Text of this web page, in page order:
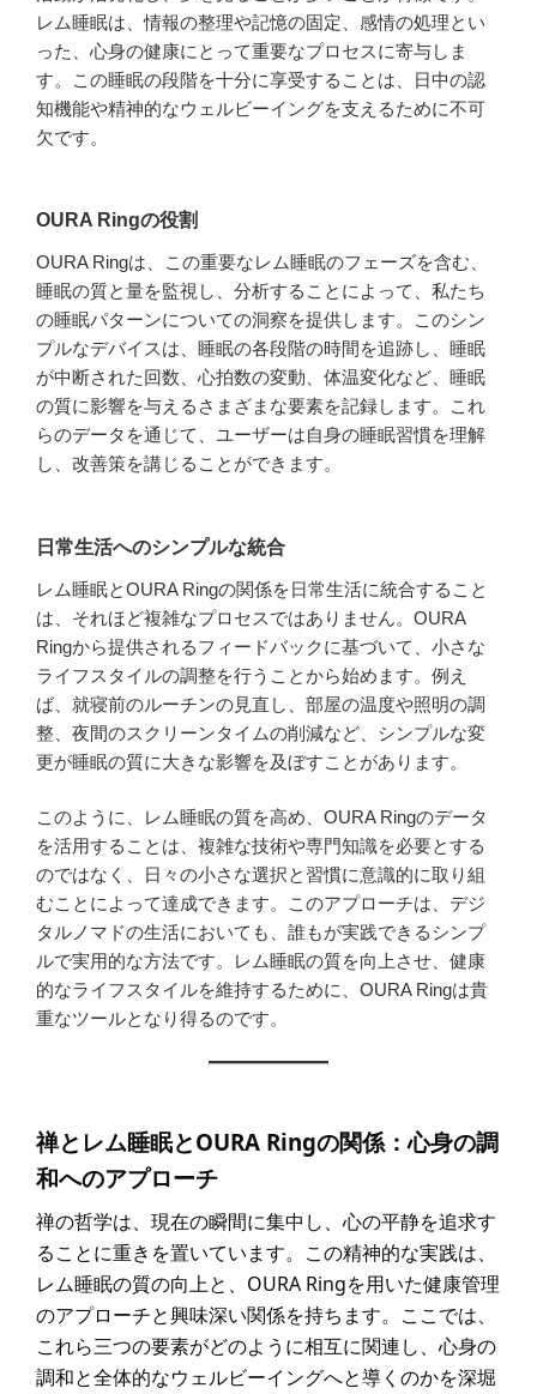
レム睡眠は、情報の整理や記憶の固定、感情の処理とい
った、心身の健康にとって重要なプロセスに寄与しま
す。この睡眠の段階を十分に享受することは、日中の認
知機能や精神的なウェルビーイングを支えるために不可
欠です。
OURA Ringの役割
OURA Ringは、この重要なレム睡眠のフェーズを含む、
睡眠の質と量を監視し、分析することによって、私たち
の睡眠パターンについての洞察を提供します。このシン
プルなデバイスは、睡眠の各段階の時間を追跡し、睡眠
が中断された回数、心拍数の変動、体温変化など、睡眠
の質に影響を与えるさまざまな要素を記録します。これ
らのデータを通じて、ユーザーは自身の睡眠習慣を理解
し、改善策を講じることができます。
日常生活へのシンプルな統合
レム睡眠とOURA Ringの関係を日常生活に統合すること
は、それほど複雑なプロセスではありません。OURA
Ringから提供されるフィードバックに基づいて、小さな
ライフスタイルの調整を行うことから始めます。例え
ば、就寝前のルーチンの見直し、部屋の温度や照明の調
整、夜間のスクリーンタイムの削減など、シンプルな変
更が睡眠の質に大きな影響を及ぼすことがあります。
このように、レム睡眠の質を高め、OURA Ringのデータ
を活用することは、複雑な技術や専門知識を必要とする
のではなく、日々の小さな選択と習慣に意識的に取り組
むことによって達成できます。このアプローチは、デジ
タルノマドの生活においても、誰もが実践できるシンプ
ルで実用的な方法です。レム睡眠の質を向上させ、健康
的なライフスタイルを維持するために、OURA Ringは貴
重なツールとなり得るのです。
禅とレム睡眠とOURA Ringの関係：心身の調
和へのアプローチ
禅の哲学は、現在の瞬間に集中し、心の平静を追求す
ることに重きを置いています。この精神的な実践は、
レム睡眠の質の向上と、OURA Ringを用いた健康管理
のアプローチと興味深い関係を持ちます。ここでは、
これら三つの要素がどのように相互に関連し、心身の
調和と全体的なウェルビーイングへと導くのかを深堀